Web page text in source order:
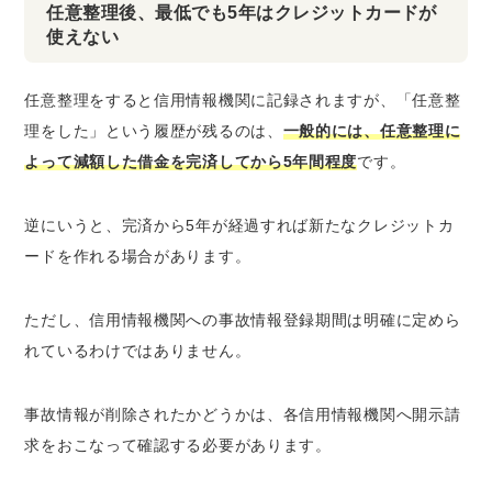
任意整理後、最低でも5年はクレジットカードが
使えない
任意整理をすると信用情報機関に記録されますが、「任意整
理をした」という履歴が残るのは、 一般的には、任意整理に
よって減額した借金を完済してから5年間程度です。
逆にいうと、完済から5年が経過すれば新たなクレジットカ
ードを作れる場合があります。
ただし、信用情報機関への事故情報登録期間は明確に定めら
れているわけではありません。
事故情報が削除されたかどうかは、各信用情報機関へ開示請
求をおこなって確認する必要があります。